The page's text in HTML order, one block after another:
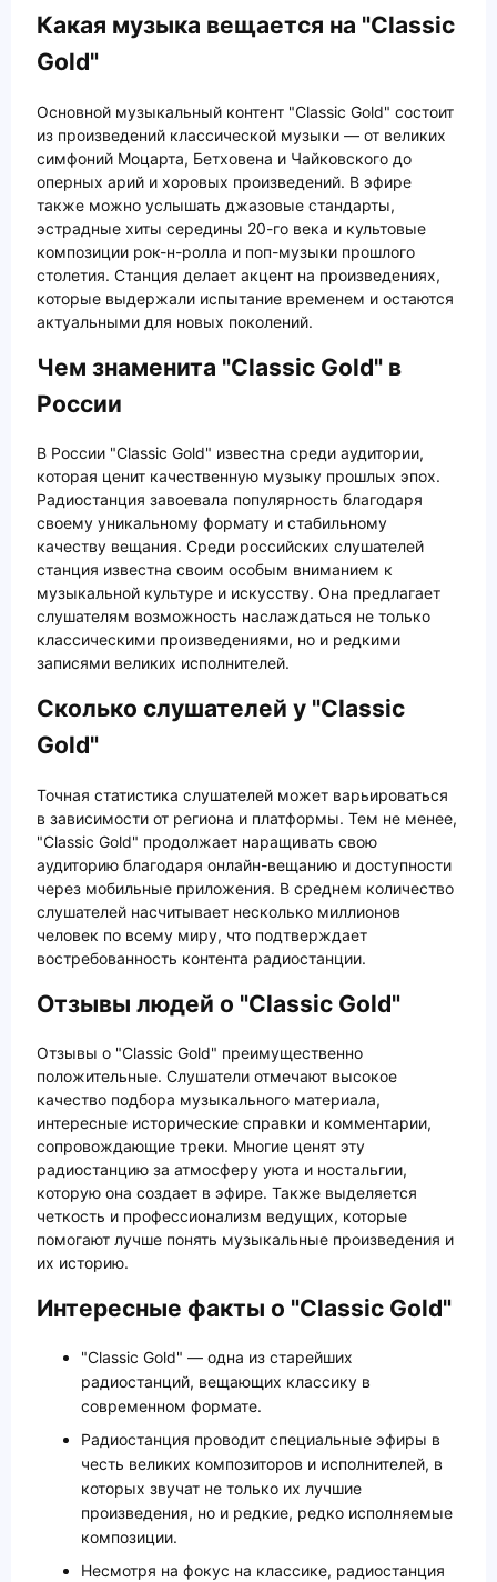
Какая музыка вещается на "Classic
Gold"
Основной музыкальный контент "Classic Gold" состоит
из произведений классической музыки — от великих
симфоний Моцарта, Бетховена и Чайковского до
оперных арий и хоровых произведений. В эфире
также можно услышать джазовые стандарты,
эстрадные хиты середины 20-го века и культовые
композиции рок-н-ролла и поп-музыки прошлого
столетия. Станция делает акцент на произведениях,
которые выдержали испытание временем и остаются
актуальными для новых поколений.
Чем знаменита "Classic Gold" в
России
В России "Classic Gold" известна среди аудитории,
которая ценит качественную музыку прошлых эпох.
Радиостанция завоевала популярность благодаря
своему уникальному формату и стабильному
качеству вещания. Среди российских слушателей
станция известна своим особым вниманием к
музыкальной культуре и искусству. Она предлагает
слушателям возможность наслаждаться не только
классическими произведениями, но и редкими
записями великих исполнителей.
Сколько слушателей у "Classic
Gold"
Точная статистика слушателей может варьироваться
в зависимости от региона и платформы. Тем не менее,
"Classic Gold" продолжает наращивать свою
аудиторию благодаря онлайн-вещанию и доступности
через мобильные приложения. В среднем количество
слушателей насчитывает несколько миллионов
человек по всему миру, что подтверждает
востребованность контента радиостанции.
Отзывы людей о "Classic Gold"
Отзывы о "Classic Gold" преимущественно
положительные. Слушатели отмечают высокое
качество подбора музыкального материала,
интересные исторические справки и комментарии,
сопровождающие треки. Многие ценят эту
радиостанцию за атмосферу уюта и ностальгии,
которую она создает в эфире. Также выделяется
четкость и профессионализм ведущих, которые
помогают лучше понять музыкальные произведения и
их историю.
Интересные факты о "Classic Gold"
"Classic Gold" — одна из старейших
радиостанций, вещающих классику в
современном формате.
Радиостанция проводит специальные эфиры в
честь великих композиторов и исполнителей, в
которых звучат не только их лучшие
произведения, но и редкие, редко исполняемые
композиции.
Несмотря на фокус на классике, радиостанция